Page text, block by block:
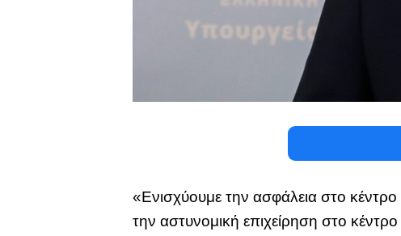
«Ενισχύουμε την ασφάλεια στο κέντρο
την αστυνομική επιχείρηση στο